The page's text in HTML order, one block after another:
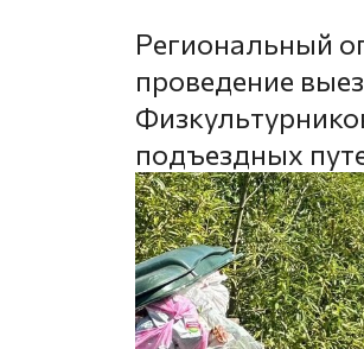
Региональный
проведение
подъездных